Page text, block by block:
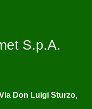
S.p.A.
Don Luigi Sturzo,